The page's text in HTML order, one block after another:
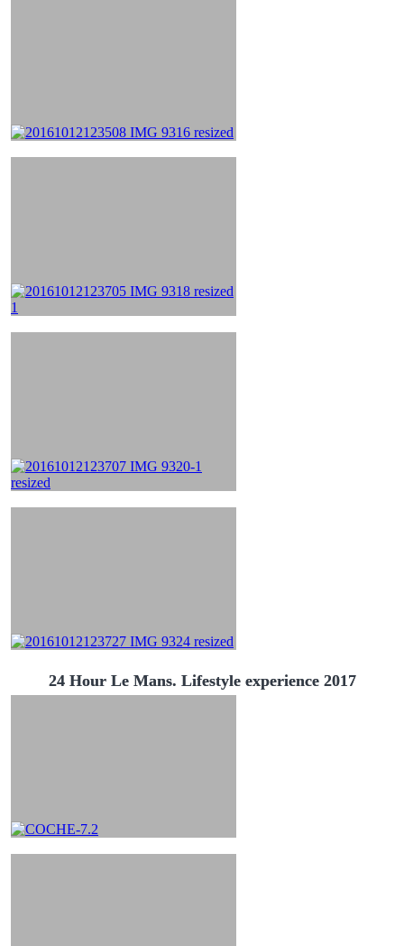
24 Hour Le Mans. Lifestyle experience 2017